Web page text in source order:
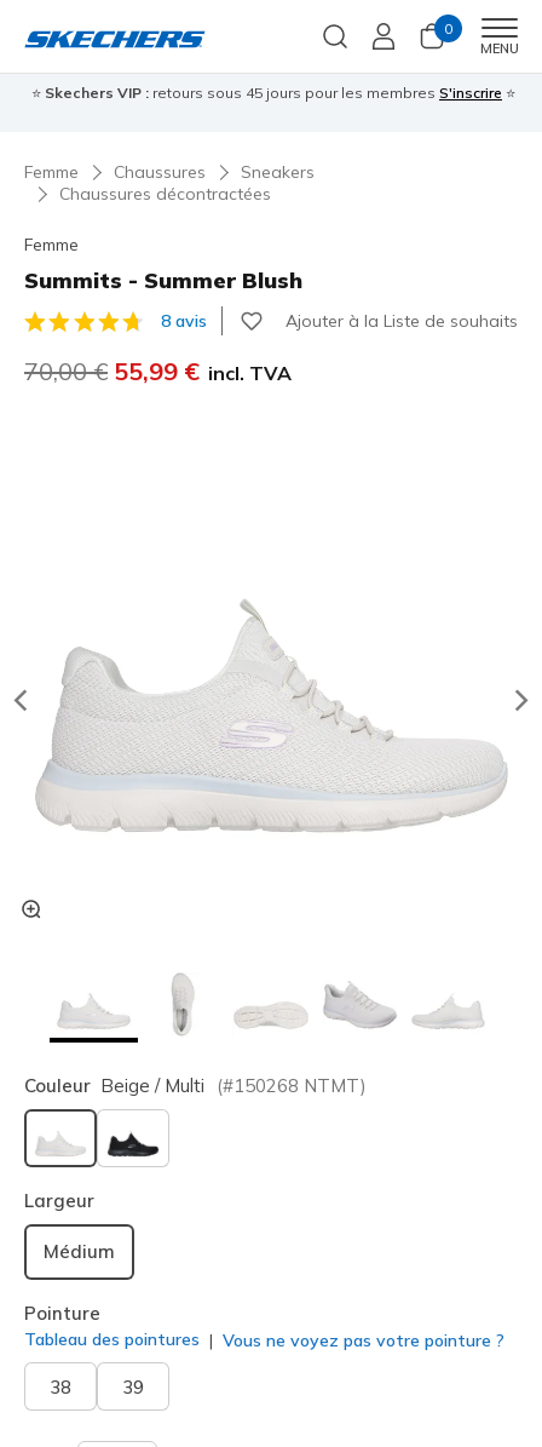
0
MENU
⭐ Skechers VIP : retours sous 45 jours pour les membres S'inscrire⭐
Femme Chaussures
Sneakers
Chaussures décontractées
Femme
Summits - Summer Blush
Évaluation client 4,1 sur 5
8 avis Ajouter à la Liste de souhaits
Prix réduit de
70,00 € à
55,99 € incl. TVA
Couleur Beige / Multi (#150268 NTMT)
sélectionné
Largeur
Médium
Pointure
Tableau des pointures Vous ne voyez pas votre pointure ?
38 39